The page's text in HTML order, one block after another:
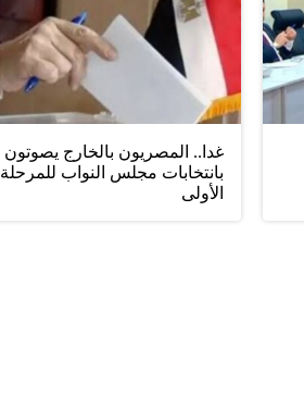
غدا.. المصريون بالخارج يصوتون
بانتخابات مجلس النواب للمرحلة
الأولى